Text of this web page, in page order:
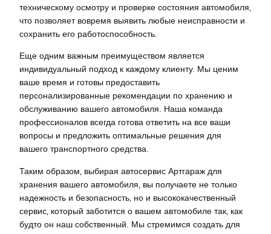
техническому осмотру и проверке состояния автомобиля‚
что позволяет вовремя выявить любые неисправности и
сохранить его работоспособность.
Еще одним важным преимуществом является
индивидуальный подход к каждому клиенту. Мы ценим
ваше время и готовы предоставить
персонализированные рекомендации по хранению и
обслуживанию вашего автомобиля. Наша команда
профессионалов всегда готова ответить на все ваши
вопросы и предложить оптимальные решения для
вашего транспортного средства.
Таким образом‚ выбирая автосервис Артгараж для
хранения вашего автомобиля‚ вы получаете не только
надежность и безопасность‚ но и высококачественный
сервис‚ который заботится о вашем автомобиле так‚ как
будто он наш собственный. Мы стремимся создать для